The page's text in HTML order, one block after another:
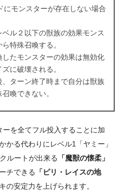
にモンスターが存在しない場合
ル２以下の獣族の効果モンス
特殊召喚する。
したモンスターの効果は無効化
に破壊される。
、ターン終了時まで自分は獣族
喚できない。
を全てフル投入することに加
かる代わりにレベル1「ヤミー」
ルートが出来る
「魔獣の懐柔」
チできる
「ピリ・レイスの地
の安定力を上げられます。